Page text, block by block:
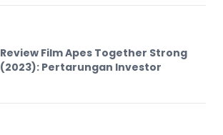
Review Film Apes Together Strong
(2023): Pertarungan Investor